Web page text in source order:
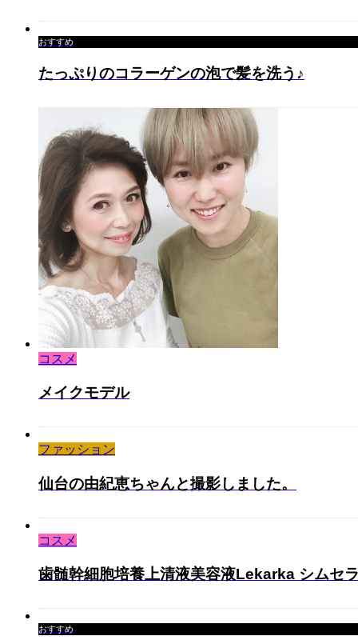
おすすめ
たっぷりのコラーゲンの泡で髪を洗う♪
コスメ
メイクモデル
ファッション
仙台の由紀恵ちゃんと撮影しました。
コスメ
歯髄幹細胞培養上清液美容液Lekarka シムセ
おすすめ